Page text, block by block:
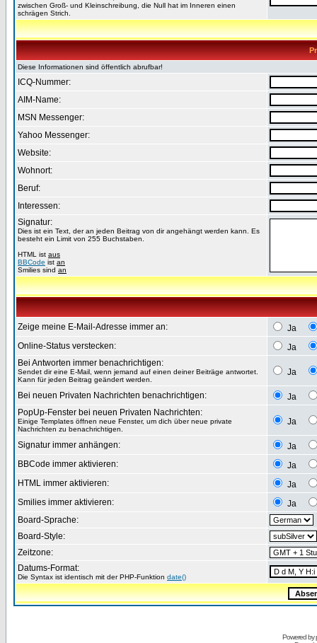
zwischen Groß- und Kleinschreibung, die Null hat im Inneren einen
schrägen Strich.
Diese Informationen sind öffentlich abrufbar!
ICQ-Nummer:
AIM-Name:
MSN Messenger:
Yahoo Messenger:
Website:
Wohnort:
Beruf:
Interessen:
Signatur:
Dies ist ein Text, der an jeden Beitrag von dir angehängt werden kann. Es
besteht ein Limit von 255 Buchstaben.
HTML ist aus
BBCode ist an
Smilies sind an
Zeige meine E-Mail-Adresse immer an:
Ja
Online-Status verstecken:
Ja
Bei Antworten immer benachrichtigen:
Sendet dir eine E-Mail, wenn jemand auf einen deiner Beiträge antwortet.
Kann für jeden Beitrag geändert werden.
Ja
Bei neuen Privaten Nachrichten benachrichtigen:
Ja
PopUp-Fenster bei neuen Privaten Nachrichten:
Einige Templates öffnen neue Fenster, um dich über neue private
Nachrichten zu benachrichtigen.
Ja
Signatur immer anhängen:
Ja
BBCode immer aktivieren:
Ja
HTML immer aktivieren:
Ja
Smilies immer aktivieren:
Ja
Board-Sprache:
Board-Style:
Zeitzone:
Datums-Format:
Die Syntax ist identisch mit der PHP-Funktion date()
Powered by